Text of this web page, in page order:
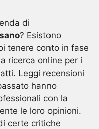
di
? Esistono
tenere conto in fase
ricerca online per i
Leggi recensioni
hanno
con la
le loro opinioni.
certe critiche